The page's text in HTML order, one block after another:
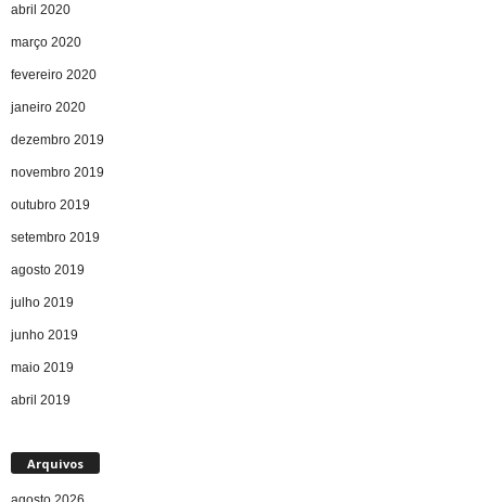
abril 2020
março 2020
fevereiro 2020
janeiro 2020
dezembro 2019
novembro 2019
outubro 2019
setembro 2019
agosto 2019
julho 2019
junho 2019
maio 2019
abril 2019
Arquivos